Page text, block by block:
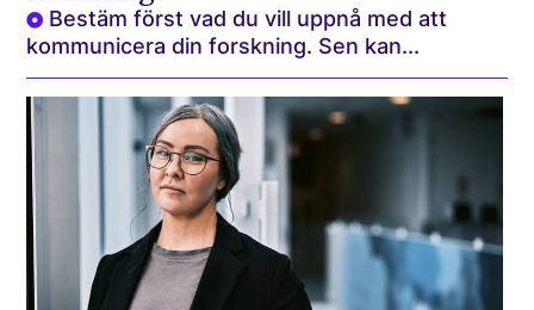
Bestäm först vad du vill uppnå med att
kommunicera din forskning. Sen kan...